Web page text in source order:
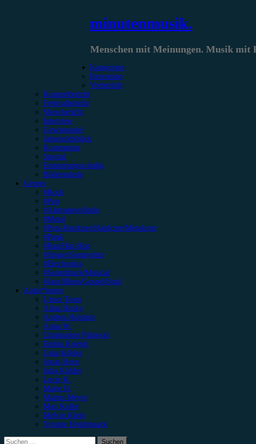
minutenmusik.
Menschen mit Meinungen. Musik mit
Kategorien
Rezension
Vorbericht
Konzertbericht
Festivalbericht
Showbericht
Interview
Gewinnspiel
Jahresrückblick
Kommentar
Special
Erinnerungswürdig
Bildergalerie
Genres
#Rock
#Pop
#Alternative/Indie
#Metal
#Post-Hardcore/Hardcore/Metalcore
#Punk
#Rap/Hip-Hop
#Singer/Songwriter
#Electronica
#Soundtrack/Musical
#Jazz/Blues/Gospel/Soul
Autor*innen
Unser Team
Alina Hasky
Andrea Holstein
Anna W.
Christopher Filipecki
Emilia Knebel
Gina Köhler
Jonas Horn
Julia Köhler
Lucie K.
Marie H.
Marius Meyer
Max Keller
Melvin Klein
Yvonne Hopfensack
Suchen